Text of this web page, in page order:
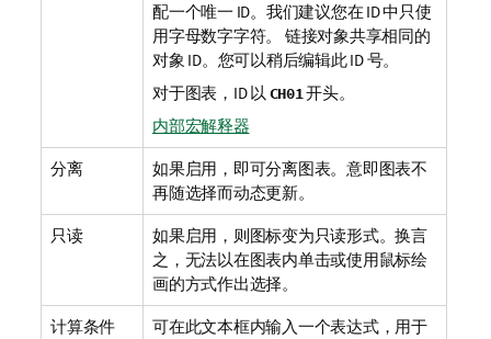
配一个唯一 ID。我们建议您在 ID 中只使
用字母数字字符。 链接对象共享相同的
对象 ID。您可以稍后编辑此 ID 号。
对于图表，ID 以 CH01开头。
内部宏解释器
分离
如果启用，即可分离图表。意即图表不
再随选择而动态更新。
只读
如果启用，则图标变为只读形式。换言
之，无法以在图表内单击或使用鼠标绘
画的方式作出选择。
计算条件
可在此文本框内输入一个表达式，用于